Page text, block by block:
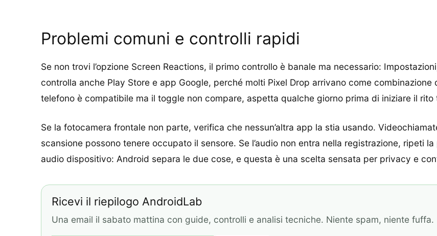
Problemi comuni e controlli rapidi
Se non trovi l’opzione Screen Reactions, il primo controllo è banale ma necessario:
controlla anche Play Store e app Google, perché molti Pixel Drop arrivano come
telefono è compatibile ma il toggle non compare, aspetta qualche giorno prima di iniziare il
Se la fotocamera frontale non parte, verifica che nessun’altra app la stia usando.
scansione possono tenere occupato il sensore. Se l’audio non entra nella registrazione, ripeti
audio dispositivo: Android separa le due cose, e questa è una scelta sensata per privacy e
Ricevi il riepilogo AndroidLab
Una email il sabato mattina con guide, controlli e analisi tecniche. Niente spam, niente fuffa.